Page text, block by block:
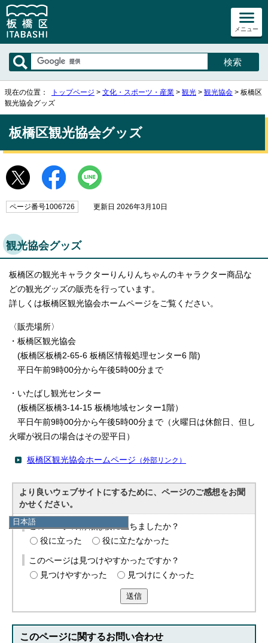
メニュー
日本語
日本語
English
한국어
简体中文
繁體中文
現在の位置： トップページ > 文化・スポーツ・産業 > 観光 > 観光協会 > 板橋区
観光協会グッズ
板橋区観光協会グッズ
ページ番号1006726 更新日 2026年3月10日
観光協会グッズ
板橋区の観光キャラクターりんりんちゃんのキャラクター商品な
どの観光グッズの販売を行っています。
詳しくは板橋区観光協会ホームページをご覧ください。
〈販売場所〉
・板橋区観光協会
(板橋区板橋2‐65‐6 板橋区情報処理センター6 階)
平日午前9時00分から午後5時00分まで
・いたばし観光センター
(板橋区板橋3-14-15 板橋地域センター1階）
平日午前9時00分から午後5時00分まで（火曜日は休館日、但し
火曜が祝日の場合はその翌平日）
板橋区観光協会ホームページ （外部リンク）
より良いウェブサイトにするために、ページのご感想をお聞
かせください。
このページの情報は役に立ちましたか？
役に立った
役に立たなかった
このページは見つけやすかったですか？
見つけやすかった
見つけにくかった
送信
このページに関するお問い合わせ